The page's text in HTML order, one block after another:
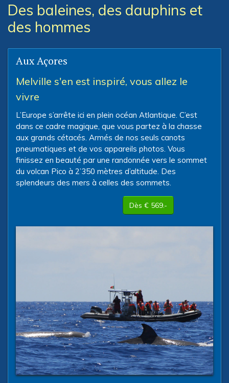
Des baleines, des dauphins et
des hommes
Aux Açores
Melville s'en est inspiré, vous allez le
vivre
L’Europe s’arrête ici en plein océan Atlantique. C’est
dans ce cadre magique, que vous partez à la chasse
aux grands cétacés. Armés de nos seuls canots
pneumatiques et de vos appareils photos. Vous
finissez en beauté par une randonnée vers le sommet
du volcan Pico à 2’350 mètres d’altitude. Des
splendeurs des mers à celles des sommets.
Dès € 569.-